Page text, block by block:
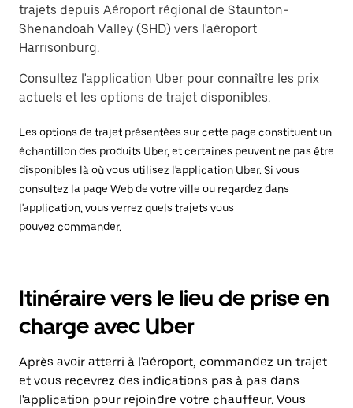
trajets depuis Aéroport régional de Staunton-
Shenandoah Valley (SHD) vers l'aéroport
Harrisonburg.
Consultez l'application Uber pour connaître les prix
actuels et les options de trajet disponibles.
Les options de trajet présentées sur cette page constituent un
échantillon des produits Uber, et certaines peuvent ne pas être
disponibles là où vous utilisez l'application Uber. Si vous
consultez la page Web de votre ville ou regardez dans
l'application, vous verrez quels trajets vous
pouvez commander.
Itinéraire vers le lieu de prise en
charge avec Uber
Après avoir atterri à l'aéroport, commandez un trajet
et vous recevrez des indications pas à pas dans
l'application pour rejoindre votre chauffeur. Vous